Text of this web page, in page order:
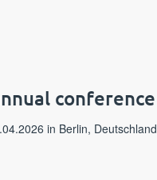
conference
in Berlin, Deutschland